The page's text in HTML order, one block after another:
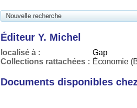
Nouvelle recherche
Éditeur Y. Michel
localisé à :
Gap
Collections rattachées : Économie
Documents disponibles